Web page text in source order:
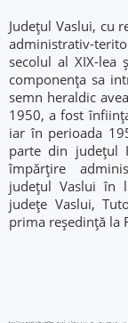
Județul Vaslui, cu
administrativ-
secolul al XIX-lea
componența sa
semn heraldic
1950, a fost
iar în perioada
parte din județul
împărțire
județul Vaslui în
județe Vaslui,
prima reședință la